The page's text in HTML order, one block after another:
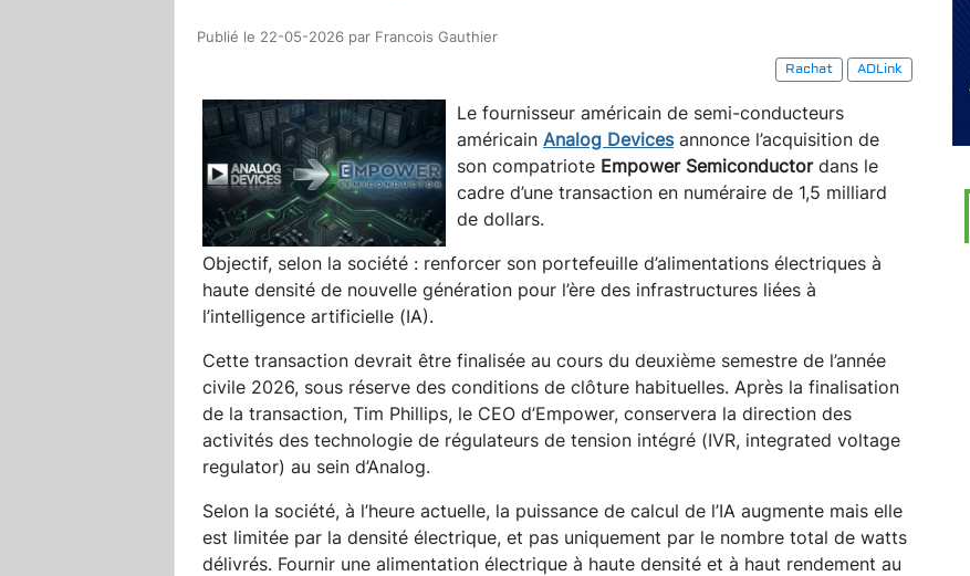
Publié le 22-05-2026 par Francois Gauthier
Rachat
ADLink
Le fournisseur américain de semi-conducteurs
américain Analog Devicesannonce l’acquisition de
son compatriote Empower Semiconductordans le
cadre d’une transaction en numéraire de 1,5 milliard
de dollars.
Objectif, selon la société : renforcer son portefeuille d’alimentations électriques à
haute densité de nouvelle génération pour l’ère des infrastructures liées à
l’intelligence artificielle (IA).
Cette transaction devrait être finalisée au cours du deuxième semestre de l’année
civile 2026, sous réserve des conditions de clôture habituelles. Après la finalisation
de la transaction, Tim Phillips, le CEO d’Empower, conservera la direction des
activités des technologie de régulateurs de tension intégré (IVR, integrated voltage
regulator) au sein d’Analog.
Selon la société, à l’heure actuelle, la puissance de calcul de l’IA augmente mais elle
est limitée par la densité électrique, et pas uniquement par le nombre total de watts
délivrés. Fournir une alimentation électrique à haute densité et à haut rendement au